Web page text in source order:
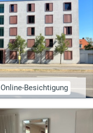
Online-Besichtigung